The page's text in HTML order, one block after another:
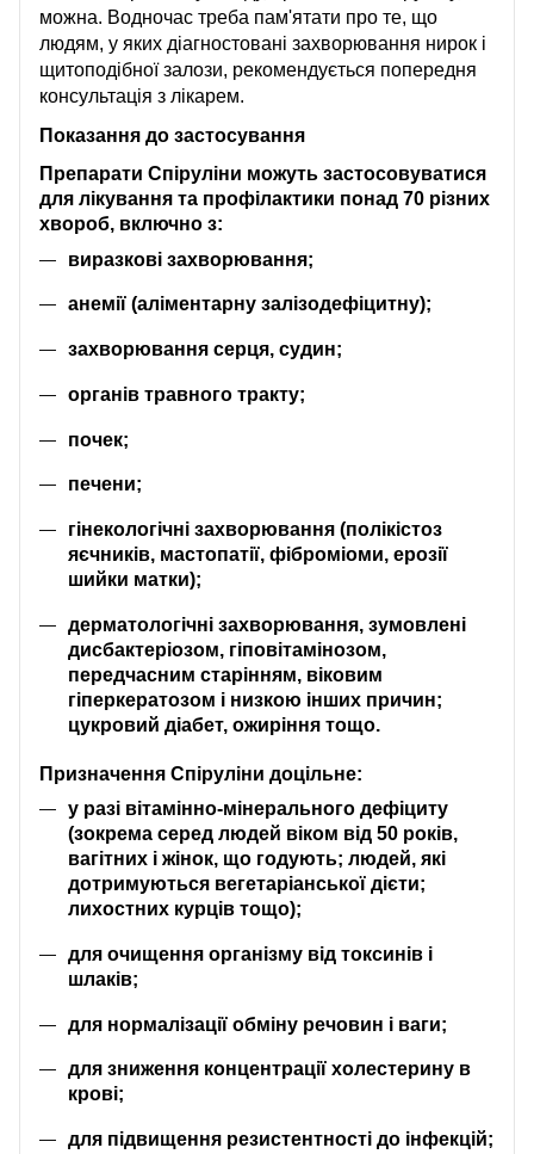
можна. Водночас треба пам'ятати про те, що
людям, у яких діагностовані захворювання нирок і
щитоподібної залози, рекомендується попередня
консультація з лікарем.
Показання до застосування
Препарати Спіруліни можуть застосовуватися
для лікування та профілактики понад 70 різних
хвороб, включно з:
виразкові захворювання;
анемії (аліментарну залізодефіцитну);
захворювання серця, судин;
органів травного тракту;
почек;
печени;
гінекологічні захворювання (полікістоз
яєчників, мастопатії, фіброміоми, ерозії
шийки матки);
дерматологічні захворювання, зумовлені
дисбактеріозом, гіповітамінозом,
передчасним старінням, віковим
гіперкератозом і низкою інших причин;
цукровий діабет, ожиріння тощо.
Призначення Спіруліни доцільне:
у разі вітамінно-мінерального дефіциту
(зокрема серед людей віком від 50 років,
вагітних і жінок, що годують; людей, які
дотримуються вегетаріанської дієти;
лихостних курців тощо);
для очищення організму від токсинів і
шлаків;
для нормалізації обміну речовин і ваги;
для зниження концентрації холестерину в
крові;
для підвищення резистентності до інфекцій;